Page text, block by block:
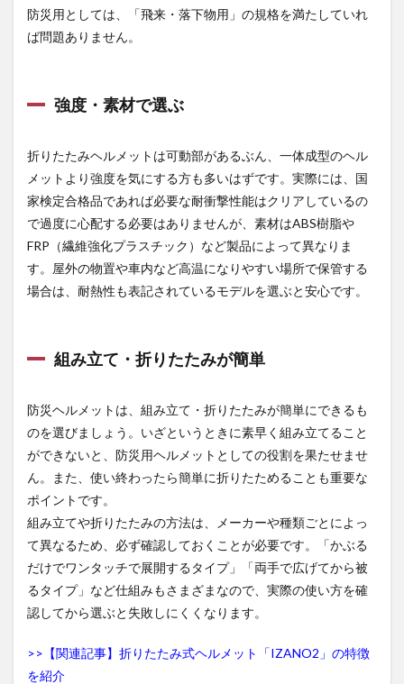
防災用としては、「飛来・落下物用」の規格を満たしていれ
ば問題ありません。
強度・素材で選ぶ
折りたたみヘルメットは可動部があるぶん、一体成型のヘル
メットより強度を気にする方も多いはずです。実際には、国
家検定合格品であれば必要な耐衝撃性能はクリアしているの
で過度に心配する必要はありませんが、素材はABS樹脂や
FRP（繊維強化プラスチック）など製品によって異なりま
す。屋外の物置や車内など高温になりやすい場所で保管する
場合は、耐熱性も表記されているモデルを選ぶと安心です。
組み立て・折りたたみが簡単
防災ヘルメットは、組み立て・折りたたみが簡単にできるも
のを選びましょう。いざというときに素早く組み立てること
ができないと、防災用ヘルメットとしての役割を果たせませ
ん。また、使い終わったら簡単に折りたためることも重要な
ポイントです。
組み立てや折りたたみの方法は、メーカーや種類ごとによっ
て異なるため、必ず確認しておくことが必要です。「かぶる
だけでワンタッチで展開するタイプ」「両手で広げてから被
るタイプ」など仕組みもさまざまなので、実際の使い方を確
認してから選ぶと失敗しにくくなります。
>>【関連記事】折りたたみ式ヘルメット「IZANO2」の特徴
を紹介